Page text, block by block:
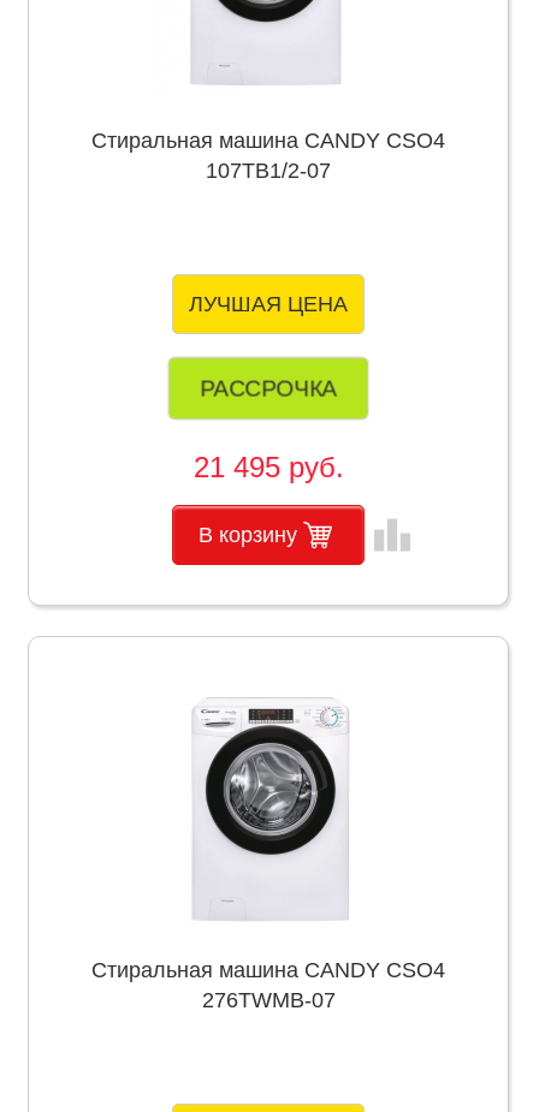
Стиральная машина CANDY CSO4
107TB1/2-07
ЛУЧШАЯ ЦЕНА
РАССРОЧКА
21 495 руб.
В корзину leaderboard
Стиральная машина CANDY CSO4
276TWMB-07